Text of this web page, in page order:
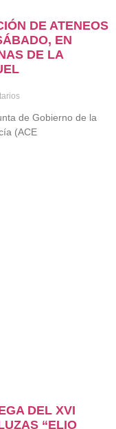
DE ATENEOS
EN
DE LA
de Gobierno de la
(ACE
DEL XVI
“ELIO